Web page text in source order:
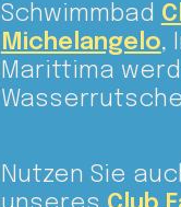
Schwimmbad
Michelangelo,
Marittima
Nutzen Sie